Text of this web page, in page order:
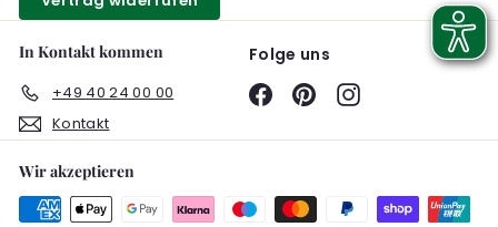
In Kontakt kommen
+49 40 24 00 00
Kontakt
Folge uns
Facebook
PinterestInstagram
Wir akzeptieren